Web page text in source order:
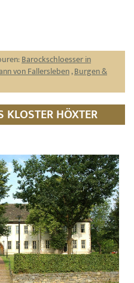
Barockschloesser in
von Fallersleben,Burgen &
KLOSTER HÖXTER